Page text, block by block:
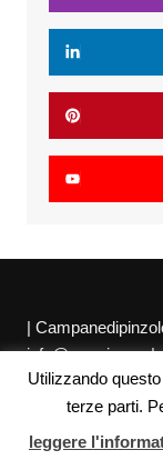
|
info@agraria.org |
Chi siamo
Utilizzando
terze parti.
leggere